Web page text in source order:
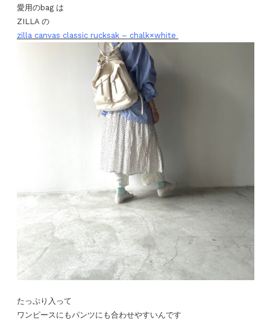
愛用のbag は
ZILLA の
zilla canvas classic rucksak – chalk×white
たっぷり入って
ワンピースにもパンツにも合わせやすいんです